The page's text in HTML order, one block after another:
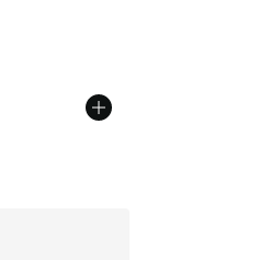
Prix en baisse de € 139,99 à